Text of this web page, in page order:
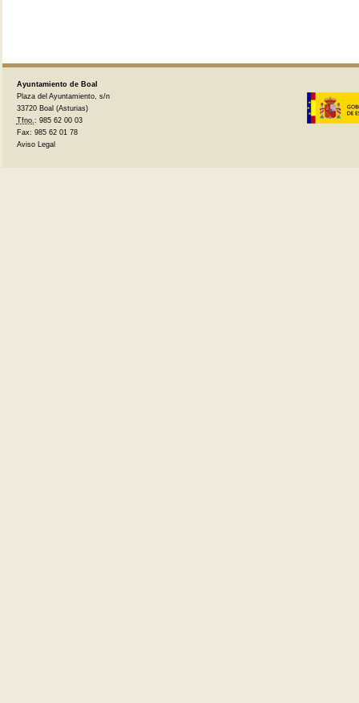
Ayuntamiento de Boal
Plaza del Ayuntamiento, s/n
33720 Boal (Asturias)
Tfno. : 985 62 00 03
Fax: 985 62 01 78
Aviso Legal